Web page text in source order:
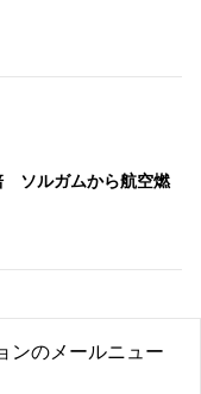
ソルガムから航空燃
ンのメールニュー